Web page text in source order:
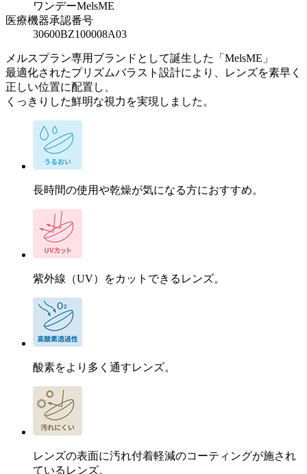
ワンデーMelsME
医療機器承認番号
30600BZ100008A03
メルスプラン専用ブランドとして誕生した「MelsME」
最適化されたプリズムバラスト設計により、レンズを素早く
正しい位置に配置し、
くっきりした鮮明な視力を実現しました。
長時間の使用や乾燥が気になる方におすすめ。
紫外線（UV）をカットできるレンズ。
酸素をより多く通すレンズ。
レンズの表面に汚れ付着軽減のコーティングが施され
ているレンズ。